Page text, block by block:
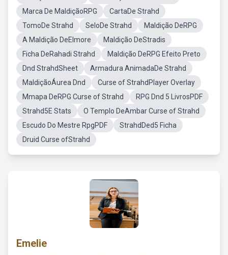
Marca De MaldiçãoRPG
CartaDe Strahd
TomoDe Strahd
SeloDe Strahd
Maldição DeRPG
A Maldição DeElmore
Maldição DeStradis
Ficha DeRahadi Strahd
Maldição DeRPG Efeito Preto
Dnd StrahdSheet
Armadura AnimadaDe Strahd
MaldiçãoÁurea Dnd
Curse of StrahdPlayer Overlay
Mmapa DeRPG Curse of Strahd
RPG Dnd 5 LivrosPDF
Strahd5E Stats
O Templo DeAmbar Curse of Strahd
Escudo Do Mestre RpgPDF
StrahdDed5 Ficha
Druid Curse ofStrahd
Emelie